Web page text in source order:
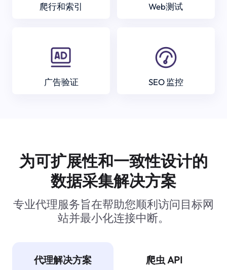
爬行和索引 Web测试
广告验证 SEO 监控
为可扩展性和一致性设计的
数据采集解决方案
专业代理服务旨在帮助您顺利访问目标网
站并最小化连接中断。
代理解决方案 爬虫 API